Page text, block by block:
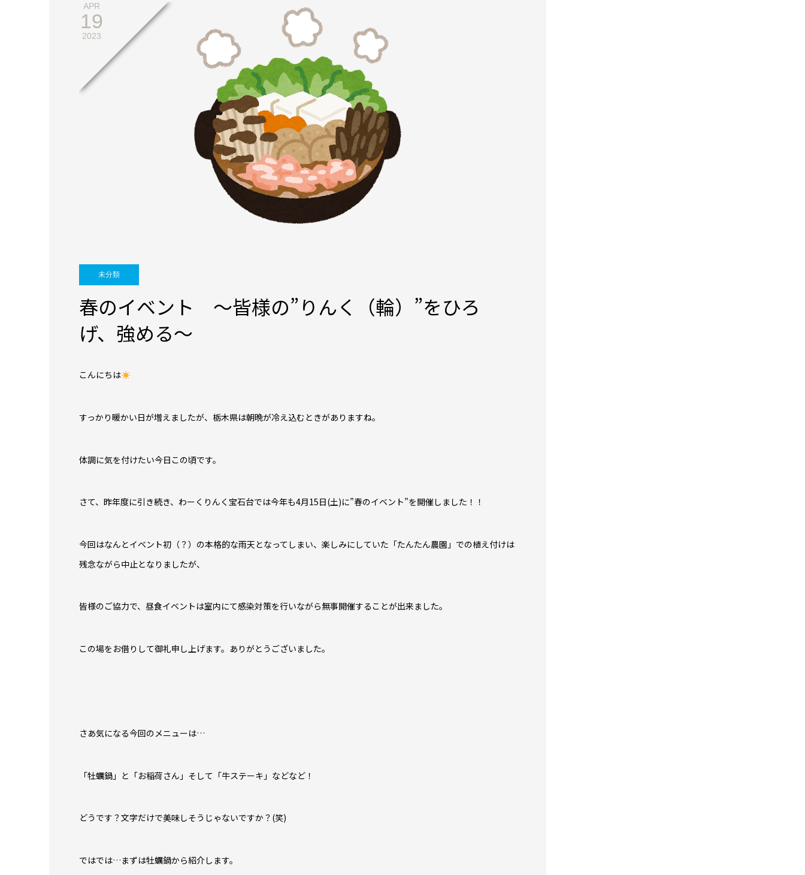
APR
19
2023
未分類
春のイベント ～皆様の”りんく（輪）”をひろ
げ、強める～
こんにちは
すっかり暖かい日が増えましたが、栃木県は朝晩が冷え込むときがありますね。
体調に気を付けたい今日この頃です。
さて、昨年度に引き続き、わーくりんく宝石台では今年も4月15日(土)に”春のイベント”を開催しました！！
今回はなんとイベント初（？）の本格的な雨天となってしまい、楽しみにしていた「たんたん農園」での植え付けは
残念ながら中止となりましたが、
皆様のご協力で、昼食イベントは室内にて感染対策を行いながら無事開催することが出来ました。
この場をお借りして御礼申し上げます。ありがとうございました。
さあ気になる今回のメニューは…
「牡蠣鍋」と「お稲荷さん」そして「牛ステーキ」などなど！
どうです？文字だけで美味しそうじゃないですか？(笑)
ではでは…まずは牡蠣鍋から紹介します。